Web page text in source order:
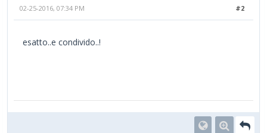
#2
02-25-2016, 07:34 PM
esatto..e condivido..!